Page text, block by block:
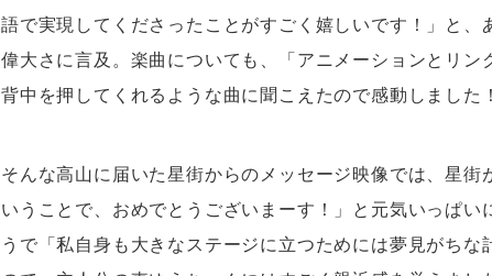
語で実現してくださったことがすごく嬉しいです！」と、
偉大さに言及。楽曲についても、「アニメーションとリン
背中を押してくれるような曲に聞こえたので感動しました
そんな高山に届いた星街からのメッセージ映像では、星街
いうことで、おめでとうございまーす！」と元気いっぱい
うで「私自身も大きなステージに立つためには夢見がちな